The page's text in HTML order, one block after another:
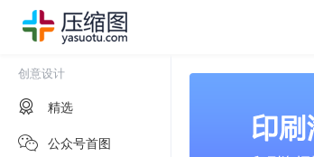
创意设计
精选
公众号首图